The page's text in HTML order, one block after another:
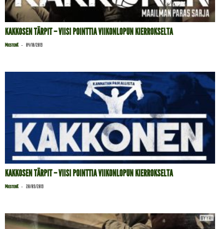
KAKKOSEN TÄRPIT – VIISI POINTTIA VIIKONLOPUN KIERROKSELTA
MiestenK - 04/10/2019
KAKKOSEN TÄRPIT – VIISI POINTTIA VIIKONLOPUN KIERROKSELTA
MiestenK - 20/09/2019